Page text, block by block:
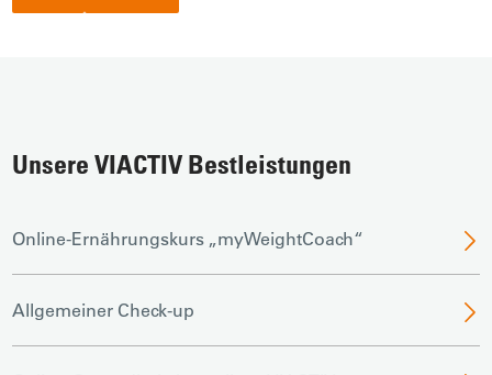
Unsere VIACTIV Bestleistungen
Online-Ernährungskurs „myWeightCoach“
Allgemeiner Check-up